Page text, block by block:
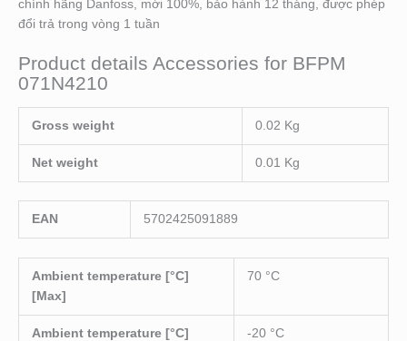
chính hãng Danfoss, mới 100%, bảo hành 12 tháng, được phép
đổi trả trong vòng 1 tuần
Product details Accessories for BFPM
071N4210
Gross weight 0.02 Kg
Net weight 0.01 Kg
EAN 5702425091889
Ambient temperature [°C]
[Max]
70 °C
Ambient temperature [°C]
-20 °C